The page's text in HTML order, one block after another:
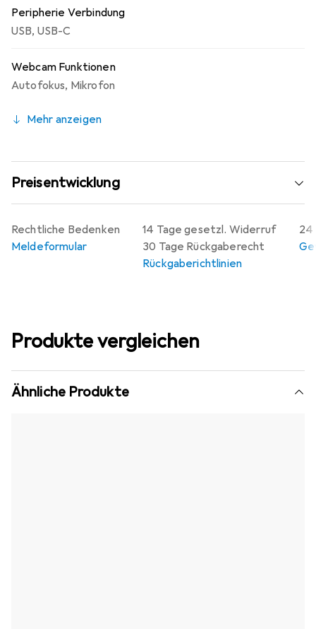
Peripherie Verbindung
USB, USB-C
Webcam Funktionen
Autofokus, Mikrofon
Mehr anzeigen
Preisentwicklung
14 Tage gesetzl. Widerruf
30 Tage Rückgaberecht
Rückgaberichtlinien
24
Rechtliche Bedenken
Meldeformular
Produkte vergleichen
Ähnliche Produkte